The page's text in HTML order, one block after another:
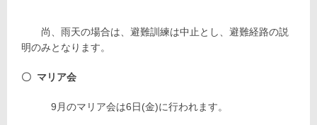
尚、雨天の場合は、避難訓練は中止とし、避難経路の説
明のみとなります。
〇 マリア会
9月のマリア会は6日(金)に行われます。